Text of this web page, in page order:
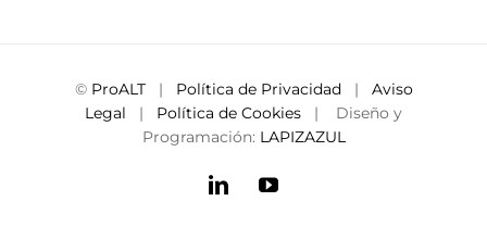
© ProALT| Política de Privacidad| Aviso
Legal | Política de Cookies | Diseño y
Programación: LAPIZAZUL
LinkedInYouTube